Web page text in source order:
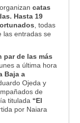
catas
Hasta 19
, todas
las entradas se
par de las más
a última hora
Baja a
Ojeda y
de
titulada “El
por Naiara